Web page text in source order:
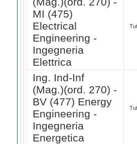
MI (475)
Electrical
Engineering -
Ingegneria
Elettrica
Ing. Ind-Inf
(Mag.)(ord. 270) -
BV (477) Energy
Engineering -
Ingegneria
Energetica